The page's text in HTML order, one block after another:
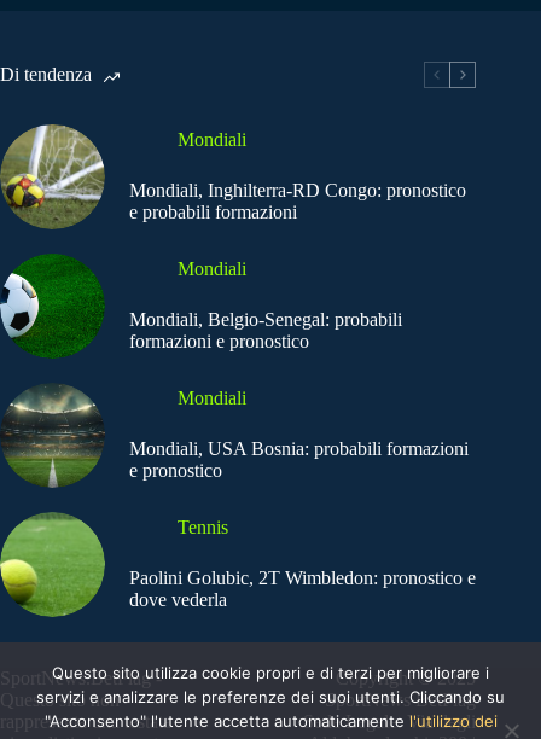
Di tendenza
Mondiali
Mondiali, Inghilterra-RD Congo: pronostico
e probabili formazioni
Mondiali
Mondiali, Belgio-Senegal: probabili
formazioni e pronostico
Mondiali
Mondiali, USA Bosnia: probabili formazioni
e pronostico
Tennis
Paolini Golubic, 2T Wimbledon: pronostico e
dove vederla
SportNews.BetFlag -
Questo sito non
rappresenta una testata
Copyright © 2025
SportNews BetFlag
Sede Legale: Via degli
Questo sito utilizza cookie propri e di terzi per migliorare i
servizi e analizzare le preferenze dei suoi utenti. Cliccando su
"Acconsento" l'utente accetta automaticamente l'utilizzo dei